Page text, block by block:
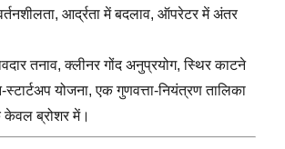
आर्द्रता में बदलाव, ऑपरेटर में अंतर
तनाव, क्लीनर गोंद अनुप्रयोग, स्थिर काटने
योजना, एक गुणवत्ता-नियंत्रण तालिका
केवल ब्रोशर में।